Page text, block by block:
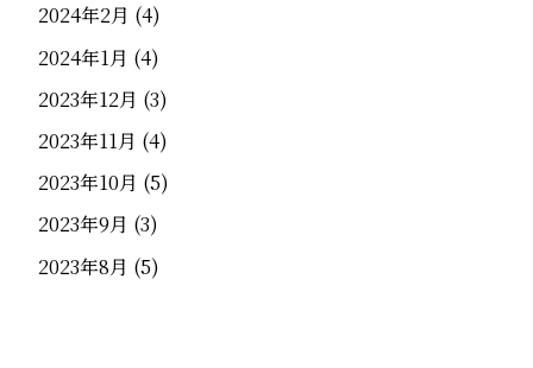
2024年2月 (4)
2024年1月 (4)
2023年12月 (3)
2023年11月 (4)
2023年10月 (5)
2023年9月 (3)
2023年8月 (5)